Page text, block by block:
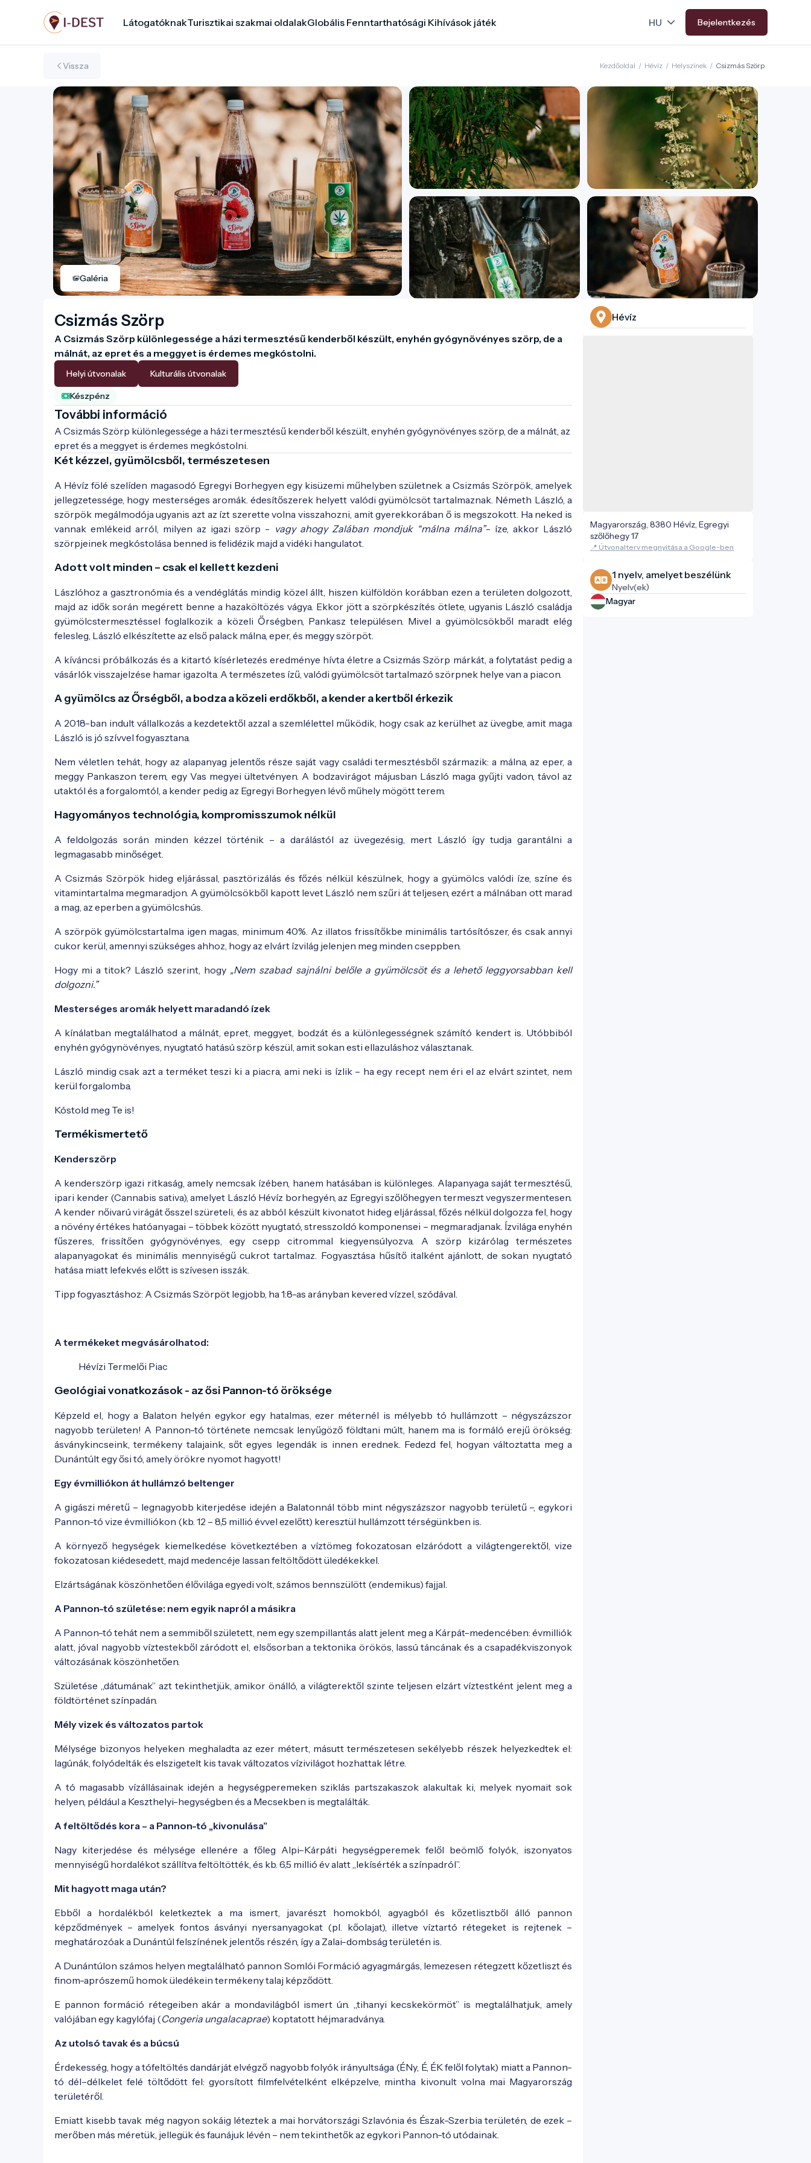
tartalomra
LátogatóknakTurisztikai szakmai oldalakGlobális Fenntarthatósági Kihívások játék Bejelentkezés
Vissza Kezdőoldal / Hévíz / Helyszínek / Csizmás Szörp
Galéria
Csizmás Szörp
A Csizmás Szörp különlegessége a házi termesztésű kenderből készült, enyhén gyógynövényes szörp, de a
málnát, az epret és a meggyet is érdemes megkóstolni.
Helyi útvonalak Kulturális útvonalak
Készpénz
További információ
A Csizmás Szörp különlegessége a házi termesztésű kenderből készült, enyhén gyógynövényes szörp, de a málnát, az
epret és a meggyet is érdemes megkóstolni.
Két kézzel, gyümölcsből, természetesen
A Hévíz fölé szelíden magasodó Egregyi Borhegyen egy kisüzemi műhelyben születnek a Csizmás Szörpök, amelyek
jellegzetessége, hogy mesterséges aromák. édesítőszerek helyett valódi gyümölcsöt tartalmaznak. Németh László, a
szörpök megálmodója ugyanis azt az ízt szerette volna visszahozni, amit gyerekkorában ő is megszokott. Ha neked is
vannak emlékeid arról, milyen az igazi szörp - vagy ahogy Zalában mondjuk “málna málna”- íze, akkor László
szörpjeinek megkóstolása benned is felidézik majd a vidéki hangulatot.
Adott volt minden – csak el kellett kezdeni
Lászlóhoz a gasztronómia és a vendéglátás mindig közel állt, hiszen külföldön korábban ezen a területen dolgozott,
majd az idők során megérett benne a hazaköltözés vágya. Ekkor jött a szörpkészítés ötlete, ugyanis László családja
gyümölcstermesztéssel foglalkozik a közeli Őrségben, Pankasz településen. Mivel a gyümölcsökből maradt elég
felesleg, László elkészítette az első palack málna, eper, és meggy szörpöt.
A kíváncsi próbálkozás és a kitartó kísérletezés eredménye hívta életre a Csizmás Szörp márkát, a folytatást pedig a
vásárlók visszajelzése hamar igazolta. A természetes ízű, valódi gyümölcsöt tartalmazó szörpnek helye van a piacon.
A gyümölcs az Őrségből, a bodza a közeli erdőkből, a kender a kertből érkezik
A 2018-ban indult vállalkozás a kezdetektől azzal a szemlélettel működik, hogy csak az kerülhet az üvegbe, amit maga
László is jó szívvel fogyasztana.
Nem véletlen tehát, hogy az alapanyag jelentős része saját vagy családi termesztésből származik: a málna, az eper, a
meggy Pankaszon terem, egy Vas megyei ültetvényen. A bodzavirágot májusban László maga gyűjti vadon, távol az
utaktól és a forgalomtól, a kender pedig az Egregyi Borhegyen lévő műhely mögött terem.
Hagyományos technológia, kompromisszumok nélkül
A feldolgozás során minden kézzel történik – a darálástól az üvegezésig, mert László így tudja garantálni a
legmagasabb minőséget.
A Csizmás Szörpök hideg eljárással, pasztörizálás és főzés nélkül készülnek, hogy a gyümölcs valódi íze, színe és
vitamintartalma megmaradjon. A gyümölcsökből kapott levet László nem szűri át teljesen, ezért a málnában ott marad
a mag, az eperben a gyümölcshús.
A szörpök gyümölcstartalma igen magas, minimum 40%. Az illatos frissítőkbe minimális tartósítószer, és csak annyi
cukor kerül, amennyi szükséges ahhoz, hogy az elvárt ízvilág jelenjen meg minden cseppben.
Hogy mi a titok? László szerint, hogy „Nem szabad sajnálni belőle a gyümölcsöt és a lehető leggyorsabban kell
dolgozni.”
Mesterséges aromák helyett maradandó ízek
A kínálatban megtalálhatod a málnát, epret, meggyet, bodzát és a különlegességnek számító kendert is. Utóbbiból
enyhén gyógynövényes, nyugtató hatású szörp készül, amit sokan esti ellazuláshoz választanak.
László mindig csak azt a terméket teszi ki a piacra, ami neki is ízlik – ha egy recept nem éri el az elvárt szintet, nem
kerül forgalomba.
Kóstold meg Te is!
Termékismertető
Kenderszörp
A kenderszörp igazi ritkaság, amely nemcsak ízében, hanem hatásában is különleges. Alapanyaga saját termesztésű,
ipari kender (Cannabis sativa), amelyet László Hévíz borhegyén, az Egregyi szőlőhegyen termeszt vegyszermentesen.
A kender nőivarú virágát ősszel szüreteli, és az abból készült kivonatot hideg eljárással, főzés nélkül dolgozza fel, hogy
a növény értékes hatóanyagai – többek között nyugtató, stresszoldó komponensei – megmaradjanak. Ízvilága enyhén
fűszeres, frissítően gyógynövényes, egy csepp citrommal kiegyensúlyozva. A szörp kizárólag természetes
alapanyagokat és minimális mennyiségű cukrot tartalmaz. Fogyasztása hűsítő italként ajánlott, de sokan nyugtató
hatása miatt lefekvés előtt is szívesen isszák.
Tipp fogyasztáshoz: A Csizmás Szörpöt legjobb, ha 1:8-as arányban kevered vízzel, szódával.
A termékeket megvásárolhatod:
Hévízi Termelői Piac
Geológiai vonatkozások - az ősi Pannon-tó öröksége
Képzeld el, hogy a Balaton helyén egykor egy hatalmas, ezer méternél is mélyebb tó hullámzott – négyszázszor
nagyobb területen! A Pannon-tó története nemcsak lenyűgöző földtani múlt, hanem ma is formáló erejű örökség:
ásványkincseink, termékeny talajaink, sőt egyes legendák is innen erednek. Fedezd fel, hogyan változtatta meg a
Dunántúlt egy ősi tó, amely örökre nyomot hagyott!
Egy évmilliókon át hullámzó beltenger
A gigászi méretű – legnagyobb kiterjedése idején a Balatonnál több mint négyszázszor nagyobb területű –, egykori
Pannon-tó vize évmilliókon (kb. 12 – 8,5 millió évvel ezelőtt) keresztül hullámzott térségünkben is.
A környező hegységek kiemelkedése következtében a víztömeg fokozatosan elzáródott a világtengerektől, vize
fokozatosan kiédesedett, majd medencéje lassan feltöltődött üledékekkel.
Elzártságának köszönhetően élővilága egyedi volt, számos bennszülött (endemikus) fajjal.
A Pannon-tó születése: nem egyik napról a másikra
A Pannon-tó tehát nem a semmiből született, nem egy szempillantás alatt jelent meg a Kárpát-medencében: évmilliók
alatt, jóval nagyobb víztestekből záródott el, elsősorban a tektonika örökös, lassú táncának és a csapadékviszonyok
változásának köszönhetően.
Születése „dátumának” azt tekinthetjük, amikor önálló, a világterektől szinte teljesen elzárt víztestként jelent meg a
földtörténet színpadán.
Mély vizek és változatos partok
Mélysége bizonyos helyeken meghaladta az ezer métert, másutt természetesen sekélyebb részek helyezkedtek el:
lagúnák, folyódelták és elszigetelt kis tavak változatos vízivilágot hozhattak létre.
A tó magasabb vízállásainak idején a hegységperemeken sziklás partszakaszok alakultak ki, melyek nyomait sok
helyen, például a Keszthelyi-hegységben és a Mecsekben is megtalálták.
A feltöltődés kora – a Pannon-tó „kivonulása”
Nagy kiterjedése és mélysége ellenére a főleg Alpi–Kárpáti hegységperemek felől beömlő folyók, iszonyatos
mennyiségű hordalékot szállítva feltöltötték, és kb. 6,5 millió év alatt „lekísérték a színpadról”.
Mit hagyott maga után?
Ebből a hordalékból keletkeztek a ma ismert, javarészt homokból, agyagból és kőzetlisztből álló pannon
képződmények – amelyek fontos ásványi nyersanyagokat (pl. kőolajat), illetve víztartó rétegeket is rejtenek –
meghatározóak a Dunántúl felszínének jelentős részén, így a Zalai-dombság területén is.
A Dunántúlon számos helyen megtalálható pannon Somlói Formáció agyagmárgás, lemezesen rétegzett kőzetliszt és
finom-aprószemű homok üledékein termékeny talaj képződött.
E pannon formáció rétegeiben akár a mondavilágból ismert ún. „tihanyi kecskekörmöt” is megtalálhatjuk, amely
valójában egy kagylófaj (Congeria ungalacaprae) koptatott héjmaradványa.
Az utolsó tavak és a búcsú
Érdekesség, hogy a tófeltöltés dandárját elvégző nagyobb folyók irányultsága (ÉNy, É, ÉK felől folytak) miatt a Pannon-
tó dél–délkelet felé töltődött fel: gyorsított filmfelvételként elképzelve, mintha kivonult volna mai Magyarország
területéről.
Emiatt kisebb tavak még nagyon sokáig léteztek a mai horvátországi Szlavónia és Észak-Szerbia területén, de ezek –
merőben más méretük, jellegük és faunájuk lévén – nem tekinthetők az egykori Pannon-tó utódainak.
Hévíz
Magyarország, 8380 Hévíz, Egregyi
szőlőhegy 17
📍 Útvonalterv megnyitása a Google-ben
1 nyelv, amelyet beszélünk
Nyelv(ek)
Magyar